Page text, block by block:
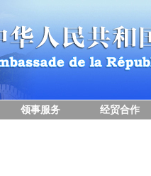
领事服务 经贸合作